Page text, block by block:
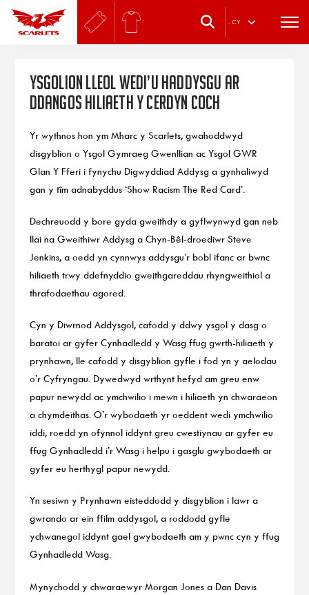
. CY
Ysgolion Lleol wedi’u haddysgu ar
Ddangos Hiliaeth Y Cerdyn Coch
Yr wythnos hon ym Mharc y Scarlets, gwahoddwyd
disgyblion o Ysgol Gymraeg Gwenllian ac Ysgol GWR
Glan Y Fferi i fynychu Digwyddiad Addysg a gynhaliwyd
gan y tîm adnabyddus ‘Show Racism The Red Card’.
Dechreuodd y bore gyda gweithdy a gyflwynwyd gan neb
llai na Gweithiwr Addysg a Chyn-Bêl-droediwr Steve
Jenkins, a oedd yn cynnwys addysgu’r bobl ifanc ar bwnc
hiliaeth trwy ddefnyddio gweithgareddau rhyngweithiol a
thrafodaethau agored.
Cyn y Diwrnod Addysgol, cafodd y ddwy ysgol y dasg o
baratoi ar gyfer Cynhadledd y Wasg ffug gwrth-hiliaeth y
prynhawn, lle cafodd y disgyblion gyfle i fod yn y aelodau
o’r Cyfryngau. Dywedwyd wrthynt hefyd am greu enw
papur newydd ac ymchwilio i mewn i hiliaeth yn chwaraeon
a chymdeithas. O’r wybodaeth yr oeddent wedi ymchwilio
iddi, roedd yn ofynnol iddynt greu cwestiynau ar gyfer eu
ffug Gynhadledd i’r Wasg i helpu i gasglu gwybodaeth ar
gyfer eu herthygl papur newydd.
Yn sesiwn y Prynhawn eisteddodd y disgyblion i lawr a
gwrando ar ein ffilm addysgol, a roddodd gyfle
ychwanegol iddynt gael gwybodaeth am y pwnc cyn y ffug
Gynhadledd Wasg.
Mynychodd y chwaraewyr Morgan Jones a Dan Davis